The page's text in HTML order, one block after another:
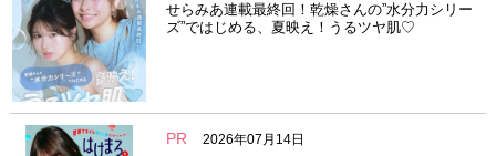
せらみあ連載最終回！乾燥さんの”水分力シリー
ズ”ではじめる、夏映え！うるツヤ肌♡
PR 2026年07月14日